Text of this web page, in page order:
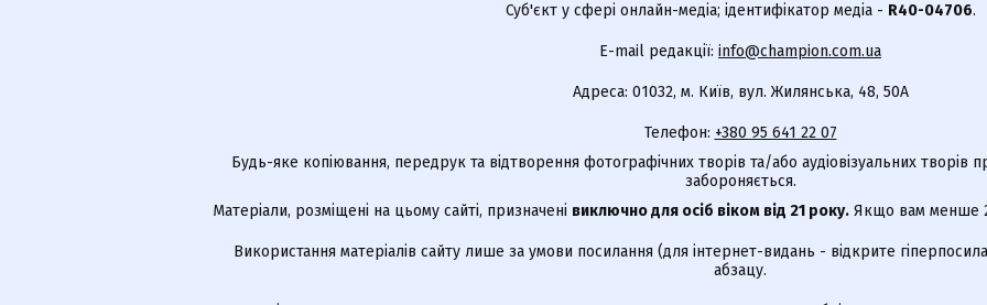
Суб'єкт у сфері онлайн-медіа; ідентифікатор медіа - R40-04706.
E-mail редакції: info@champion.com.ua
Адреса: 01032, м. Київ, вул. Жилянська, 48, 50А
Телефон: +380 95 641 22 07
Будь-яке копіювання, передрук та відтворення фотографічних творів та/або аудіовізуальних
забороняється.
Матеріали, розміщені на цьому сайті, призначені виключно для осіб віком від 21 року. Якщо вам менше
Використання матеріалів сайту лише за умови посилання (для інтернет-видань - відкрите
абзацу.